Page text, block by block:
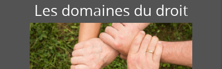
Les domaines du droit